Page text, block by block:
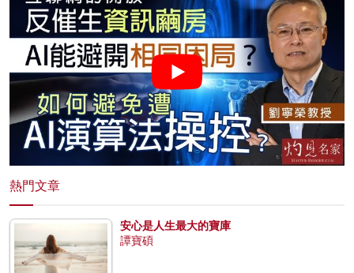
熱門文章
安心是人生最大的寶庫
譚寶碩